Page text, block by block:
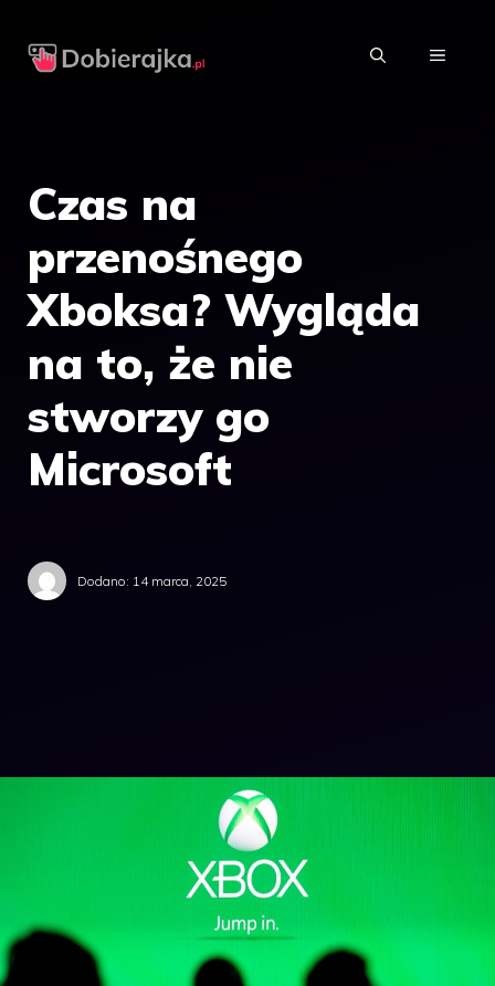
MENU
Czas na
przenośnego
Xboksa? Wygląda
na to, że nie
stworzy go
Microsoft
Dodano: 14 marca, 2025